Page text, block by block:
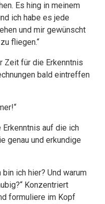
Es hing in meinem
ich habe es jede
und mir gewünscht
fliegen.“
Zeit für die Erkenntnis
bald eintreffen
Erkenntnis auf die ich
genau und erkundige
ich hier? Und warum
Konzentriert
formuliere im Kopf